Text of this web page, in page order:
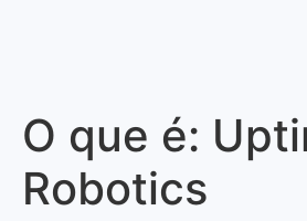
O que é:
Robotics